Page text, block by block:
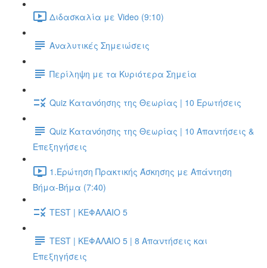
Διδασκαλία με Video (9:10)
Αναλυτικές Σημειώσεις
Περίληψη με τα Κυριότερα Σημεία
Quiz Κατανόησης της Θεωρίας | 10 Ερωτήσεις
Quiz Κατανόησης της Θεωρίας | 10 Απαντήσεις &
Επεξηγήσεις
1.Ερώτηση Πρακτικής Άσκησης με Απάντηση
Βήμα-Βήμα (7:40)
TEST | ΚΕΦΑΛΑΙΟ 5
TEST | ΚΕΦΑΛΑΙΟ 5 | 8 Απαντήσεις και
Επεξηγήσεις